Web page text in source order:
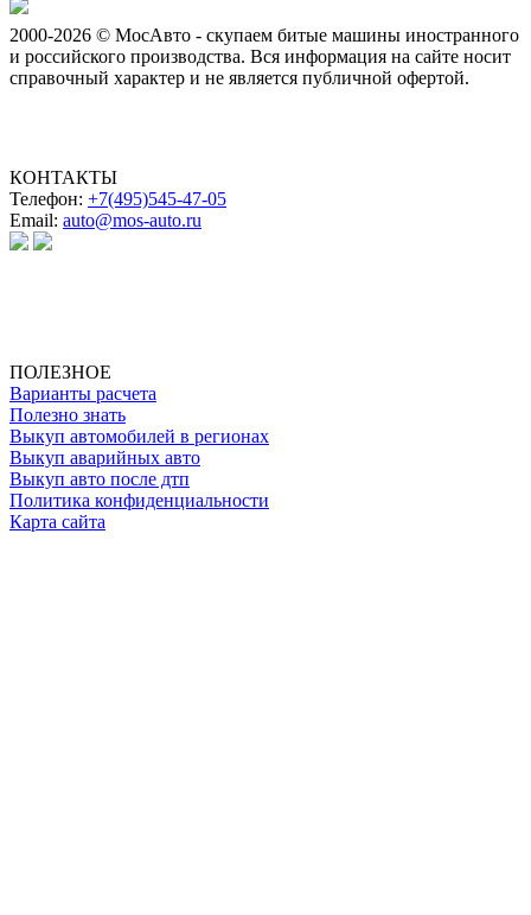
2000-2026 © МосАвто - скупаем битые машины иностранного
и российского производства. Вся информация на сайте носит
справочный характер и не является публичной офертой.
КОНТАКТЫ
Телефон: +7(495)545-47-05
Email: auto@mos-auto.ru
ПОЛЕЗНОЕ
Варианты расчета
Полезно знать
Выкуп автомобилей в регионах
Выкуп аварийных авто
Выкуп авто после дтп
Политика конфиденциальности
Карта сайта